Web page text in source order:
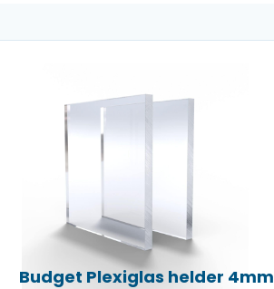
Budget Plexiglas helder 4mm